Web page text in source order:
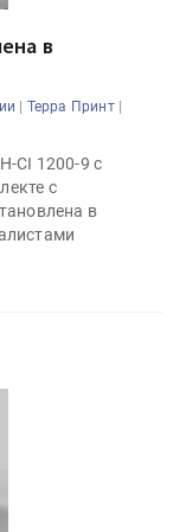
в
| Терра Принт|
CI 1200-9 с
с
в